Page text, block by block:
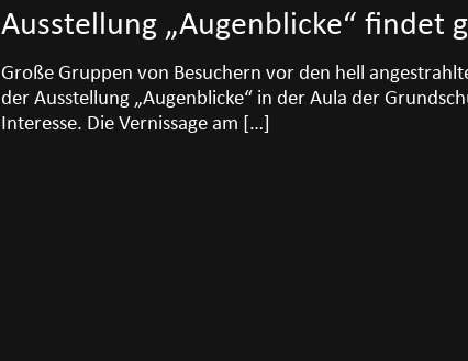
Ausstellung „Augenblicke“ findet
Große Gruppen von Besuchern vor den hell
der Ausstellung „Augenblicke“ in der Aula der
Interesse. Die Vernissage am […]